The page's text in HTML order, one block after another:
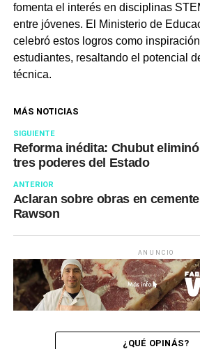
fomenta el interés en disciplinas
entre jóvenes. El Ministerio de
celebró estos logros como
estudiantes, resaltando el potencial
técnica.
MÁS NOTICIAS
SIGUIENTE
Reforma inédita: Chubut
tres poderes del Estado
ANTERIOR
Aclaran sobre obras en
Rawson
ANUNCIO
¿QUÉ OPINÁS?